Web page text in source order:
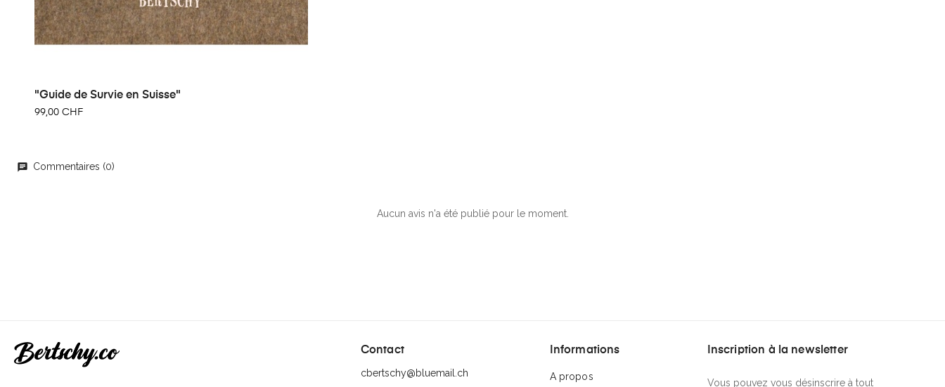
"Guide de Survie en Suisse"
99,00 CHF
chat Commentaires (0)
Aucun avis n'a été publié pour le moment.
Contact
cbertschy@bluemail.ch
Informations
A propos
Inscription à la newsletter
Vous pouvez vous désinscrire à tout